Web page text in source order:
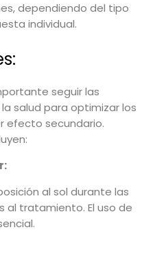
dependiendo del tipo
individual.
seguir las
salud para optimizar los
efecto secundario.
al sol durante las
al tratamiento. El uso de